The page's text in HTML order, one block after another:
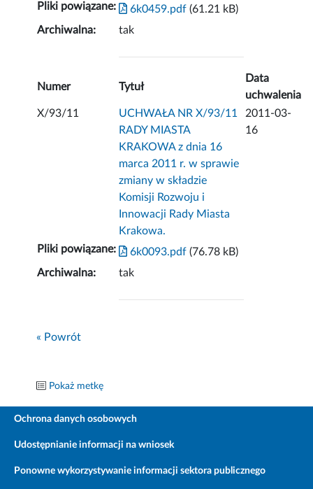
Pliki powiązane: 6k0459.pdf (61.21 kB)
Archiwalna:
tak
Numer Tytuł
Data
uchwalenia
X/93/11
UCHWAŁA NR X/93/11
RADY MIASTA
KRAKOWA z dnia 16
marca 2011 r. w sprawie
zmiany w składzie
Komisji Rozwoju i
Innowacji Rady Miasta
Krakowa.
2011-03-
16
Pliki powiązane: 6k0093.pdf (76.78 kB)
Archiwalna:
tak
« Powrót
Pokaż metkę
Ochrona danych osobowych
Udostępnianie informacji na wniosek
Ponowne wykorzystywanie informacji sektora publicznego